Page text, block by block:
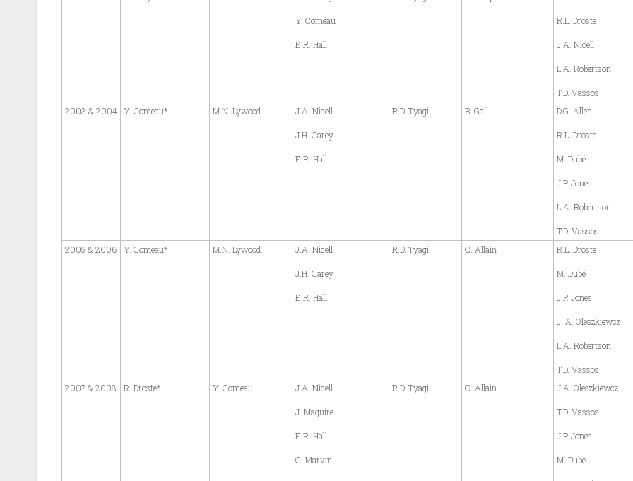
Y. Comeau
E.R. Hall
R.L. Droste
J.A. Nicell
L.A. Robertson
T.D. Vassos
2003 & 2004 Y. Comeau* M.N. Lywood J.A. Nicell
J.H. Carey
E.R. Hall
R.D. Tyagi B. Gall D.G. Allen
R.L. Droste
M. Dubé
J.P. Jones
L.A. Robertson
T.D. Vassos
2005 & 2006
Y. Comeau* M.N. Lywood J.A. Nicell
J.H. Carey
E.R. Hall
R.D. Tyagi C. Allain R.L. Droste
M. Dubé
J.P. Jones
J. A. Oleszkiewcz
L.A. Robertson
T.D. Vassos
2007 & 2008
R. Droste* Y. Comeau J.A. Nicell
J. Maguire
E.R. Hall
C. Marvin
R.D. Tyagi C. Allain J.A. Oleszkiewcz
T.D. Vassos
J.P. Jones
M. Dube